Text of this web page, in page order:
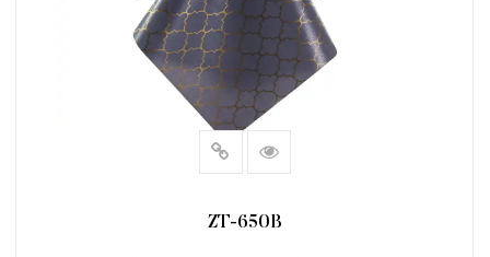
ZT-650B